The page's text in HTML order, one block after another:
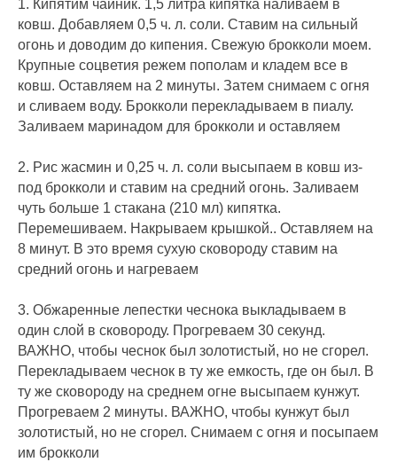
1. Кипятим чайник. 1,5 литра кипятка наливаем в
ковш. Добавляем 0,5 ч. л. соли. Ставим на сильный
огонь и доводим до кипения. Свежую брокколи моем.
Крупные соцветия режем пополам и кладем все в
ковш. Оставляем на 2 минуты. Затем снимаем с огня
и сливаем воду. Брокколи перекладываем в пиалу.
Заливаем маринадом для брокколи и оставляем
2. Рис жасмин и 0,25 ч. л. соли высыпаем в ковш из-
под брокколи и ставим на средний огонь. Заливаем
чуть больше 1 стакана (210 мл) кипятка.
Перемешиваем. Накрываем крышкой.. Оставляем на
8 минут. В это время сухую сковороду ставим на
средний огонь и нагреваем
3. Обжаренные лепестки чеснока выкладываем в
один слой в сковороду. Прогреваем 30 секунд.
ВАЖНО, чтобы чеснок был золотистый, но не сгорел.
Перекладываем чеснок в ту же емкость, где он был. В
ту же сковороду на среднем огне высыпаем кунжут.
Прогреваем 2 минуты. ВАЖНО, чтобы кунжут был
золотистый, но не сгорел. Снимаем с огня и посыпаем
им брокколи